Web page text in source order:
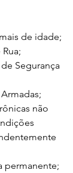
de idade;
Segurança
não
permanente;